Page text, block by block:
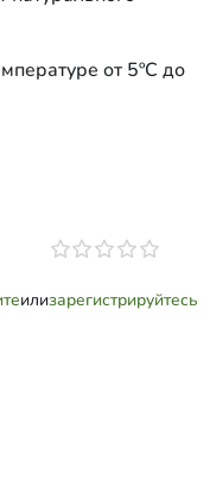
от 5ºC до
илизарегистрируйтесь